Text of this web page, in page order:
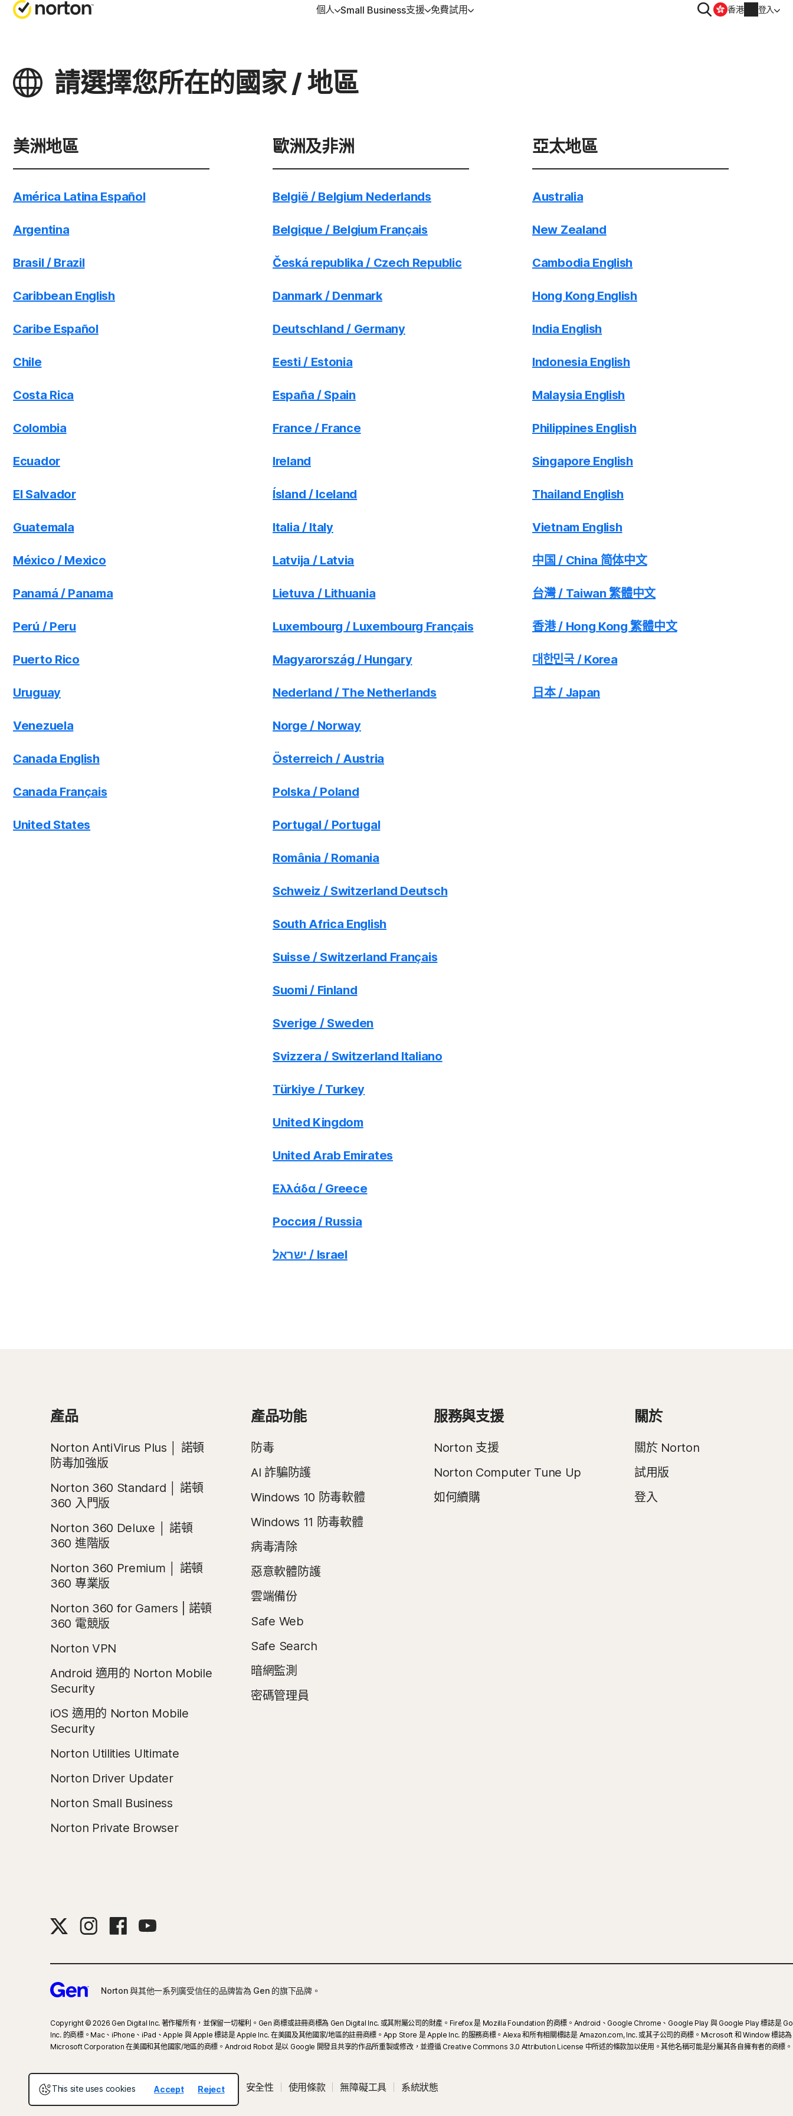
個人
Norton 360 Premium │ 諾頓 360 專
業版
Norton 360 for Gamers | 諾頓 360
Small Business支援
客戶支援
免費試用
尋
香港 登入
續購
請選擇您所在的國家 / 地區
美洲地區
América Latina Español
Argentina
Brasil / Brazil
Caribbean English
Caribe Español
Chile
Costa Rica
Colombia
Ecuador
El Salvador
Guatemala
México / Mexico
Panamá / Panama
Perú / Peru
Puerto Rico
Uruguay
Venezuela
Canada English
Canada Français
United States
歐洲及非洲
België / Belgium Nederlands
Belgique / Belgium Français
Česká republika / Czech Republic
Danmark / Denmark
Deutschland / Germany
Eesti / Estonia
España / Spain
France / France
Ireland
Ísland / Iceland
Italia / Italy
Latvija / Latvia
Lietuva / Lithuania
Luxembourg / Luxembourg Français
Magyarország / Hungary
Nederland / The Netherlands
Norge / Norway
Österreich / Austria
Polska / Poland
Portugal / Portugal
România / Romania
Schweiz / Switzerland Deutsch
South Africa English
Suisse / Switzerland Français
Suomi / Finland
Sverige / Sweden
Svizzera / Switzerland Italiano
Türkiye / Turkey
United Kingdom
United Arab Emirates
Ελλάδα / Greece
Россия / Russia
ישראל / Israel
亞太地區
Australia
New Zealand
Cambodia English
Hong Kong English
India English
Indonesia English
Malaysia English
Philippines English
Singapore English
Thailand English
Vietnam English
中国 / China 简体中文
台灣 / Taiwan 繁體中文
香港 / Hong Kong 繁體中文
대한민국 / Korea
日本 / Japan
產品
Norton AntiVirus Plus │ 諾頓
防毒加強版
Norton 360 Standard │ 諾頓
360 入門版
Norton 360 Deluxe │ 諾頓
360 進階版
Norton 360 Premium │ 諾頓
360 專業版
Norton 360 for Gamers | 諾頓
360 電競版
Norton VPN
Android 適用的 Norton Mobile
Security
iOS 適用的 Norton Mobile
Security
Norton Utilities Ultimate
Norton Driver Updater
Norton Small Business
Norton Private Browser
產品功能
防毒
AI 詐騙防護
Windows 10 防毒軟體
Windows 11 防毒軟體
病毒清除
惡意軟體防護
雲端備份
Safe Web
Safe Search
暗網監測
密碼管理員
服務與支援
Norton 支援
Norton Computer Tune Up
如何續購
關於
關於 Norton
試用版
登入
Norton 與其他一系列廣受信任的品牌皆為 Gen 的旗下品牌。
Copyright © 2026 Gen Digital Inc. 著作權所有，並保留一切權利。Gen 商標或註冊商標為 Gen Digital Inc. 或其附屬公司的財產。Firefox 是 Mozilla Foundation 的商標。Android、Google Chrome、Google Play 與 Google Play 標誌是
Inc. 的商標。Mac、iPhone、iPad、Apple 與 Apple 標誌是 Apple Inc. 在美國及其他國家/地區的註冊商標。App Store 是 Apple Inc. 的服務商標。Alexa 和所有相關標誌是 Amazon.com, Inc. 或其子公司的商標。Microsoft 和 Window 標誌為
Microsoft Corporation 在美國和其他國家/地區的商標。Android Robot 是以 Google 開發且共享的作品所重製或修改，並遵循 Creative Commons 3.0 Attribution License 中所述的條款加以使用。其他名稱可能是分屬其各自擁有者的商標。
關於 Gen 新聞室 求才 法律 隱私 安全性 使用條款 無障礙工具 系統狀態
This site uses cookies Accept Reject